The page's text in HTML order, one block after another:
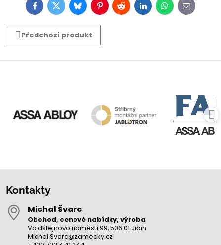
FacebookTwitterBlueskyPinterestRedditLinkedInWhatsApp
E-
mail
Předchozí produkt
Kontakty
Michal Švarc
Obchod, cenové nabídky, výroba
Valdštějnovo náměstí 99, 506 01 Jičín
Michal.Svarc@zamecky.cz